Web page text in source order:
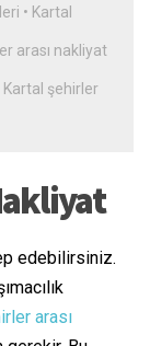
• Kartal
arası nakliyat
Kartal şehirler
edebilirsiniz.
arası